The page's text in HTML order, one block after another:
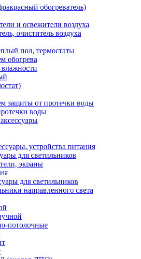
обогреватель)
и освежители воздуха
очиститель воздуха
пол, термостаты
обогрева
защиты от протечки воды
воды
устройства питания
для светильников
экраны
для светильников
направленного света
потолочные